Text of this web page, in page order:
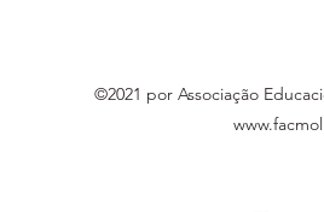
©2021 por Associação